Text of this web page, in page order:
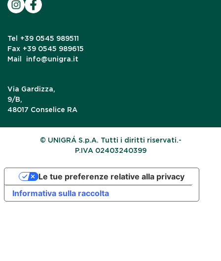
Tel
+39 0545 989511
Fax +39 0545 989615
Mail
info@unigra.it
Via Gardizza,
9/B,
48017 Conselice RA
© UNIGRÁ S.p.A. Tutti i diritti riservati.-
P.IVA 02403240399
Informativa sulla raccolta
Le tue preferenze relative alla privacy